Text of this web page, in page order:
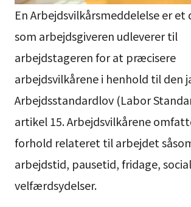
En Arbejdsvilkårsmeddelelse er
som arbejdsgiveren udleverer til
arbejdstageren for at præcisere
arbejdsvilkårene i henhold til den
Arbejdsstandardlov (Labor
artikel 15. Arbejdsvilkårene
forhold relateret til arbejdet
arbejdstid, pausetid, fridage,
velfærdsydelser.